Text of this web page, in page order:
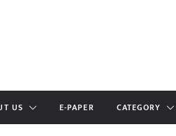
US E-PAPER CATEGORY